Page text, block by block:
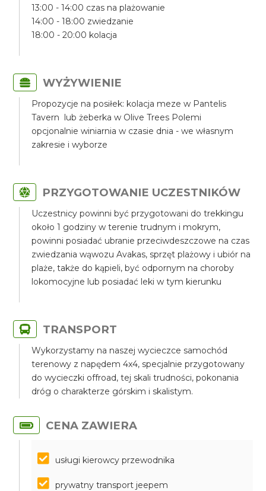
13:00 - 14:00 czas na plażowanie
14:00 - 18:00 zwiedzanie
18:00 - 20:00 kolacja
WYŻYWIENIE
Propozycje na posiłek: kolacja meze w Pantelis
Tavern lub żeberka w Olive Trees Polemi
opcjonalnie winiarnia w czasie dnia - we własnym
zakresie i wyborze
PRZYGOTOWANIE UCZESTNIKÓW
Uczestnicy powinni być przygotowani do trekkingu
około 1 godziny w terenie trudnym i mokrym,
powinni posiadać ubranie przeciwdeszczowe na czas
zwiedzania wąwozu Avakas, sprzęt plażowy i ubiór na
plaże, także do kąpieli, być odpornym na choroby
lokomocyjne lub posiadać leki w tym kierunku
TRANSPORT
Wykorzystamy na naszej wycieczce samochód
terenowy z napędem 4x4, specjalnie przygotowany
do wycieczki offroad, tej skali trudności, pokonania
dróg o charakterze górskim i skalistym.
CENA ZAWIERA
usługi kierowcy przewodnika
prywatny transport jeepem